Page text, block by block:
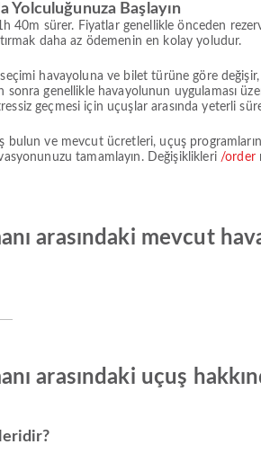
Yolculuğunuza Başlayın
40m sürer. Fiyatlar genellikle önceden
daha az ödemenin en kolay yoludur.
havayoluna ve bilet türüne göre
genellikle havayolunun uygulaması
geçmesi için uçuşlar arasında yeterli süre
ve mevcut ücretleri, uçuş
tamamlayın. Değişiklikleri /order
arasındaki mevcut
arasındaki uçuş